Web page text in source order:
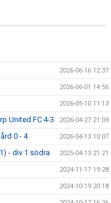
2026-06-16 12:37
2026-06-01 14:56
2026-05-10 11:13
United FC 4-3 2026-04-27 21:09
0 - 4 2026-04-13 10:07
- div 1 södra 2025-04-13 21:21
2024-11-17 19:28
2024-10-19 20:18